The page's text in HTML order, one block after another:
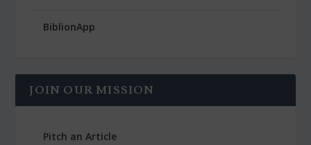
BiblionApp
JOIN OUR MISSION
Pitch an Article